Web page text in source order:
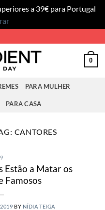
a 39€ para Portugal
0
PARA MULHER
PARA CASA
CANTORES
Estão a Matar os
Famosos
BY NÍDIA TEIGA